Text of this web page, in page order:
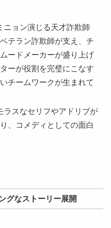
ニョン演じる天才詐欺師
テラン詐欺師が支え、チ
ードメーカーが盛り上げ
ーが役割を完璧にこなす
チームワークが生まれて
ラスなセリフやアドリブが
、コメディとしての面白
グなストーリー展開